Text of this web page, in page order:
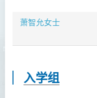
萧智允女士
入学组